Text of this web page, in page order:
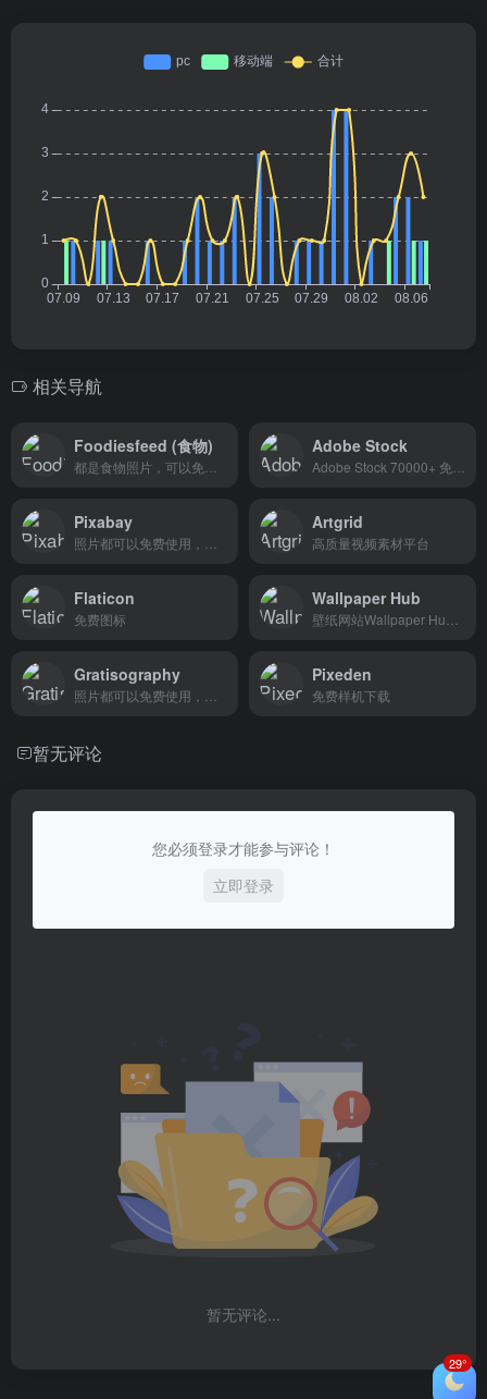
相关导航
Foodiesfeed (食物) Adobe Stock
Pixabay Artgrid
高质量视频素材平台
Flaticon
免费图标
Wallpaper Hub
Gratisography Pixeden
免费样机下载
暂无评论
您必须登录才能参与评论！
立即登录
暂无评论...
29°